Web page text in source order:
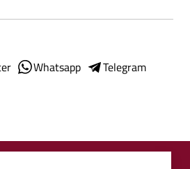
Whatsapp
Telegram